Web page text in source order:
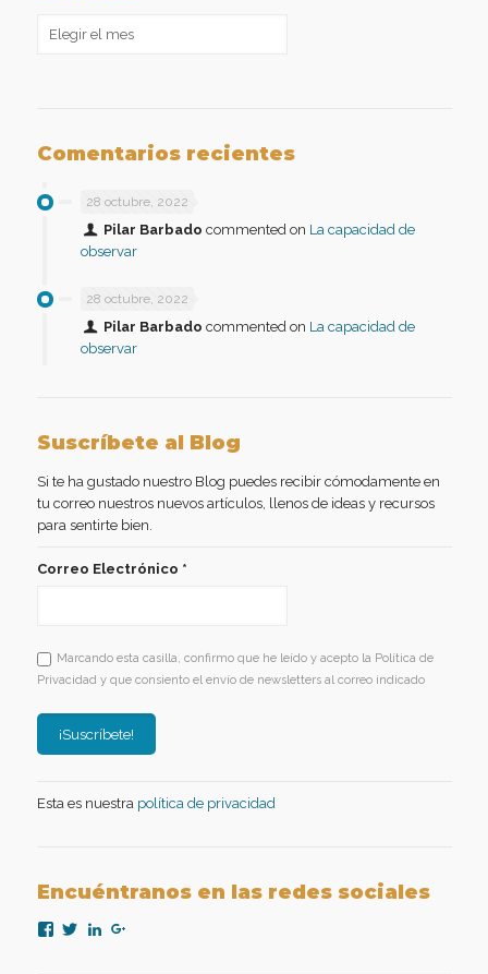
Comentarios recientes
28 octubre, 2022
Pilar Barbado commented on La capacidad de
observar
28 octubre, 2022
Pilar Barbado commented on La capacidad de
observar
Suscríbete al Blog
Si te ha gustado nuestro Blog puedes recibir cómodamente en
tu correo nuestros nuevos artículos, llenos de ideas y recursos
para sentirte bien.
Correo Electrónico *
Marcando esta casilla, confirmo que he leído y acepto la Política de
Privacidad y que consiento el envío de newsletters al correo indicado
Esta es nuestra política de privacidad
Encuéntranos en las redes sociales
Ver Ver Ver